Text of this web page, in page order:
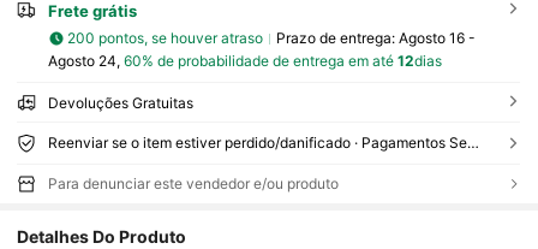
Frete grátis
200 pontos, se houver atraso Prazo de entrega: Agosto 16 -
Agosto 24, 60% de probabilidade de entrega em até 12dias
Devoluções Gratuitas
Reenviar se o item estiver perdido/danificado · Pagamentos Seguros · Proteção de privacidade
Para denunciar este vendedor e/ou produto
Detalhes Do Produto
4,89 807K Seguidores